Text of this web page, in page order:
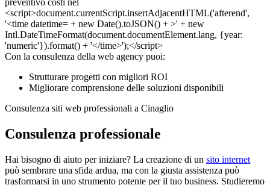
Con la consulenza della web agency puoi:
Strutturare progetti con migliori ROI
Migliorare comprensione delle soluzioni disponibili
Consulenza siti web professionali a Cinaglio
Consulenza professionale
Hai bisogno di aiuto per iniziare? La creazione di un sito internet
può sembrare una sfida ardua, ma con la giusta assistenza può
trasformarsi in uno strumento potente per il tuo business. Studieremo